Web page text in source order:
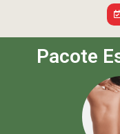
Pacote